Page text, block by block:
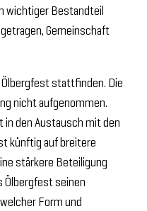
wichtiger Bestandteil
Gemeinschaft
Ölbergfest stattfinden. Die
nicht aufgenommen.
in den Austausch mit den
künftig auf breitere
stärkere Beteiligung
Ölbergfest seinen
Form und